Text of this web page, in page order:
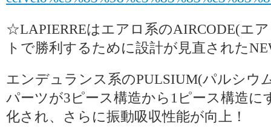
☆LAPIERREはエアロ系のAIRCODE(エ
トで勝利するために設計が見直された
エンデュランス系のPULSIUM(パルシウ
パーツが3ピース構造から1ピース構造に
化され、さらに振動吸収性能が向上！